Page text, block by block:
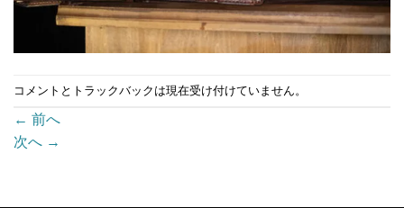
コメントとトラックバックは現在受け付けていません。
← 前へ
次へ →